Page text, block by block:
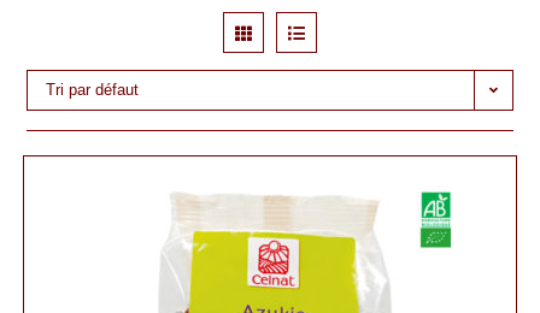
Tri par défaut